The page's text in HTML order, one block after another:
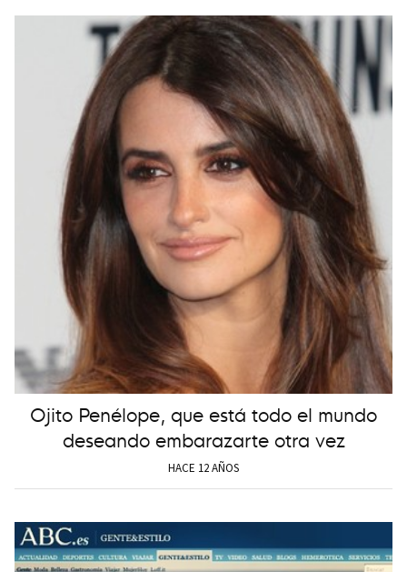
Ojito Penélope, que está todo el mundo
deseando embarazarte otra vez
HACE 12 AÑOS